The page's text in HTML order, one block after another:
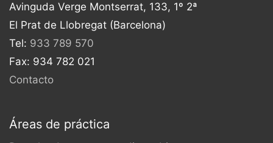
Avinguda Verge Montserrat, 133, 1º 2ª
El Prat de Llobregat (Barcelona)
Tel: 933 789 570
Fax: 934 782 021
Contacto
Áreas de práctica